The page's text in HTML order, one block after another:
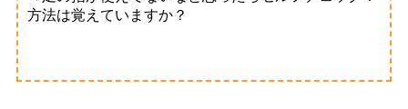
方法は覚えていますか？